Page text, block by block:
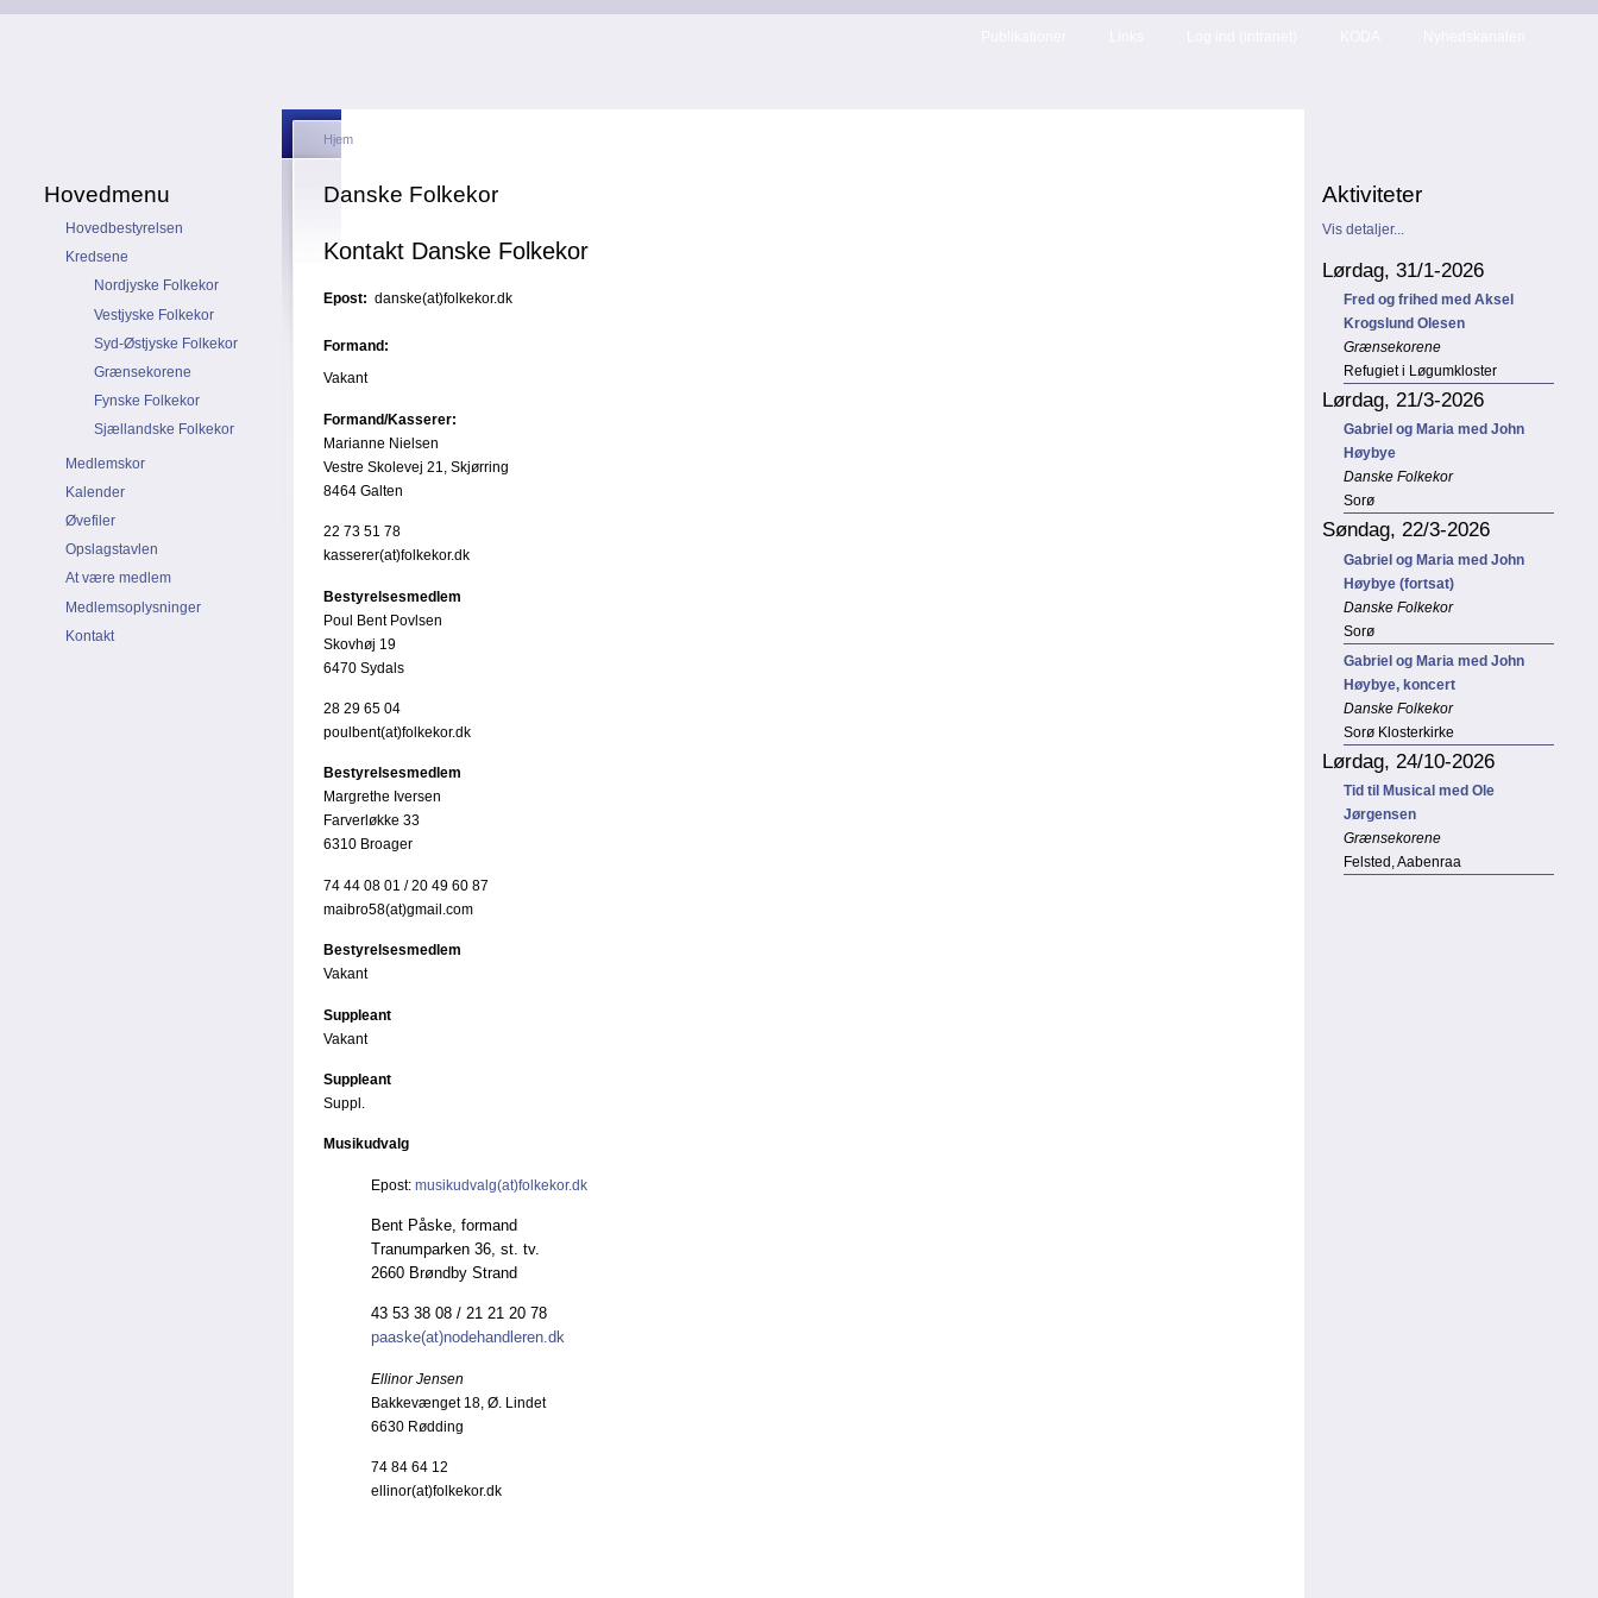
Hovedmenu
Hovedbestyrelsen
Kredsene
Nordjyske Folkekor
Vestjyske Folkekor
Syd-Østjyske Folkekor
Grænsekorene
Fynske Folkekor
Sjællandske Folkekor
Medlemskor
Kalender
Øvefiler
Opslagstavlen
At være medlem
Medlemsoplysninger
Kontakt
Hjem
Danske Folkekor
Kontakt Danske Folkekor
Epost: danske(at)folkekor.dk
Formand:
Vakant
Formand/Kasserer:
Marianne Nielsen
Vestre Skolevej 21, Skjørring
8464 Galten
22 73 51 78
kasserer(at)folkekor.dk
Bestyrelsesmedlem
Poul Bent Povlsen
Skovhøj 19
6470 Sydals
28 29 65 04
poulbent(at)folkekor.dk
Bestyrelsesmedlem
Margrethe Iversen
Farverløkke 33
6310 Broager
74 44 08 01 / 20 49 60 87
maibro58(at)gmail.com
Bestyrelsesmedlem
Vakant
Suppleant
Vakant
Suppleant
Suppl.
Musikudvalg
Epost: musikudvalg(at)folkekor.dk
Bent Påske, formand
Tranumparken 36, st. tv.
2660 Brøndby Strand
43 53 38 08 / 21 21 20 78
paaske(at)nodehandleren.dk
Ellinor Jensen
Bakkevænget 18, Ø. Lindet
6630 Rødding
74 84 64 12
ellinor(at)folkekor.dk
Aktiviteter
Vis detaljer...
Lørdag, 31/1-2026
Fred og frihed med Aksel
Krogslund Olesen
Grænsekorene
Refugiet i Løgumkloster
Lørdag, 21/3-2026
Gabriel og Maria med John
Høybye
Danske Folkekor
Sorø
Søndag, 22/3-2026
Gabriel og Maria med John
Høybye (fortsat)
Danske Folkekor
Sorø
Gabriel og Maria med John
Høybye, koncert
Danske Folkekor
Sorø Klosterkirke
Lørdag, 24/10-2026
Tid til Musical med Ole
Jørgensen
Grænsekorene
Felsted, Aabenraa